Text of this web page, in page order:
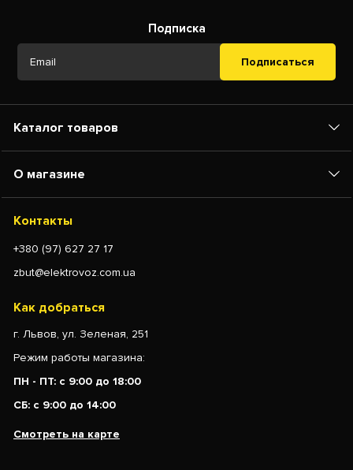
Подписка
Подписаться
Каталог товаров
О магазине
Контакты
+380 (97) 627 27 17
zbut@elektrovoz.com.ua
Как добраться
г. Львов, ул. Зеленая, 251
Режим работы магазина:
ПН - ПТ: с 9:00 до 18:00
СБ: с 9:00 до 14:00
Смотреть на карте